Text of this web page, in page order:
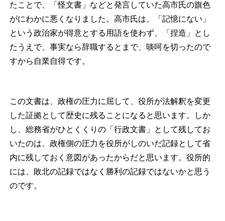
たことで、「怪文書」などと発言していた高市氏の旗色
がにわかに悪くなりました。高市氏は、「記憶にない」
という政治家が得意とする用語を使わず、「捏造」とし
たうえで、事実なら辞職するとまで、啖呵を切ったので
すから自業自得です。
この文書は、政権の圧力に屈して、役所が法解釈を変更
した証拠として歴史に残ることになると思います。しか
し、総務省がひとくくりの「行政文書」として残してお
いたのは、政権側の圧力を役所がしのいだ記録として省
内に残しておく意図があったからだと思います。役所的
には、敗北の記録ではなく勝利の記録ではないかと思う
のです。